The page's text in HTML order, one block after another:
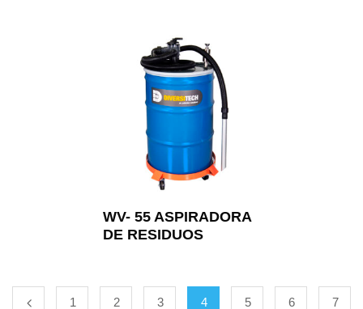
WV- 55 ASPIRADORA
DE RESIDUOS
1 2 3 4 5 6 7